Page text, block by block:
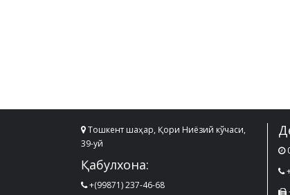
Тошкент шаҳар, Қори Ниёзий кўчаси,
39-уй
Қабулхона:
+(99871) 237-46-68